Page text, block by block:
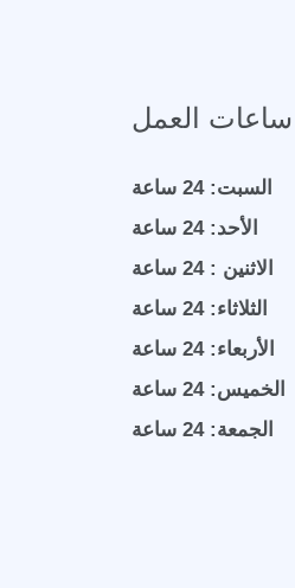
ساعات العمل
السبت: 24 ساعة
الأحد: 24 ساعة
الاثنين : 24 ساعة
الثلاثاء: 24 ساعة
الأربعاء: 24 ساعة
الخميس: 24 ساعة
الجمعة: 24 ساعة